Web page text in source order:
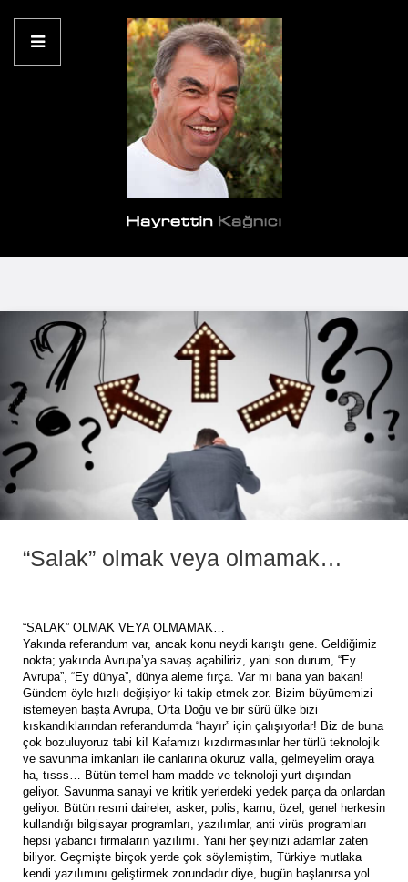
“Salak” olmak veya olmamak…
“SALAK” OLMAK VEYA OLMAMAK…
Yakında referandum var, ancak konu neydi karıştı gene. Geldiğimiz
nokta; yakında Avrupa’ya savaş açabiliriz, yani son durum, “Ey
Avrupa”, “Ey dünya”, dünya aleme fırça. Var mı bana yan bakan!
Gündem öyle hızlı değişiyor ki takip etmek zor. Bizim büyümemizi
istemeyen başta Avrupa, Orta Doğu ve bir sürü ülke bizi
kıskandıklarından referandumda “hayır” için çalışıyorlar! Biz de buna
çok bozuluyoruz tabi ki! Kafamızı kızdırmasınlar her türlü teknolojik
ve savunma imkanları ile canlarına okuruz valla, gelmeyelim oraya
ha, tısss… Bütün temel ham madde ve teknoloji yurt dışından
geliyor. Savunma sanayi ve kritik yerlerdeki yedek parça da onlardan
geliyor. Bütün resmi daireler, asker, polis, kamu, özel, genel herkesin
kullandığı bilgisayar programları, yazılımlar, anti virüs programları
hepsi yabancı firmaların yazılımı. Yani her şeyinizi adamlar zaten
biliyor. Geçmişte birçok yerde çok söylemiştim, Türkiye mutlaka
kendi yazılımını geliştirmek zorundadır diye, bugün başlanırsa yol